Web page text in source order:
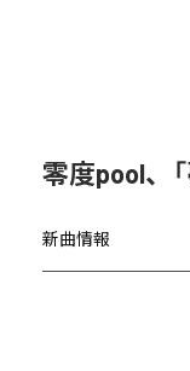
零度pool、
新曲情報